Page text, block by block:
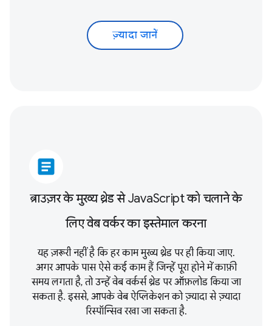
ज़्यादा जानें
article
ब्राउज़र के मुख्य थ्रेड से JavaScript को चलाने के
लिए वेब वर्कर का इस्तेमाल करना
यह ज़रूरी नहीं है कि हर काम मुख्य थ्रेड पर ही किया जाए.
अगर आपके पास ऐसे कई काम हैं जिन्हें पूरा होने में काफ़ी
समय लगता है, तो उन्हें वेब वर्कर्स थ्रेड पर ऑफ़लोड किया जा
सकता है. इससे, आपके वेब ऐप्लिकेशन को ज़्यादा से ज़्यादा
रिस्पॉन्सिव रखा जा सकता है.